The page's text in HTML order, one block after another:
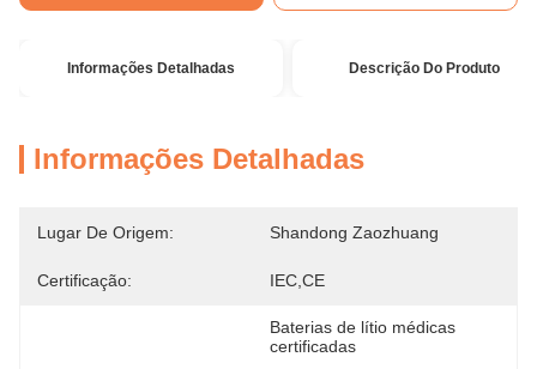
Informações Detalhadas Descrição Do Produto
Informações Detalhadas
Lugar De Origem: Shandong Zaozhuang
Certificação: IEC,CE
Baterias de lítio médicas
certificadas